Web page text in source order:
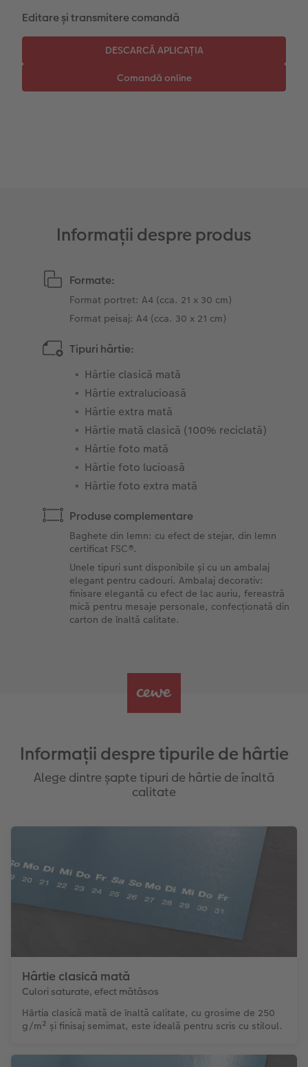
Instant Foto
Colaje foto
Editare și transmitere comandă
Informații despre produs
Formate:
Format portret: A4 (cca. 21 x 30 cm)
Format peisaj: A4 (cca. 30 x 21 cm)
Tipuri hârtie:
Hârtie clasică mată
Hârtie extralucioasă
Hârtie extra mată
Hârtie mată clasică (100% reciclată)
Hârtie foto mată
Hârtie foto lucioasă
Hârtie foto extra mată
Produse complementare
Baghete din lemn: cu efect de stejar, din lemn
certificat FSC®.
Unele tipuri sunt disponibile și cu un ambalaj
elegant pentru cadouri. Ambalaj decorativ:
finisare elegantă cu efect de lac auriu, fereastră
mică pentru mesaje personale, confecționată din
carton de înaltă calitate.
Informații despre tipurile de hârtie
Alege dintre șapte tipuri de hârtie de înaltă
calitate
Hârtie clasică mată
Culori saturate, efect mătăsos
Hârtia clasică mată de înaltă calitate, cu grosime de 250
g/m² și finisaj semimat, este ideală pentru scris cu stiloul.